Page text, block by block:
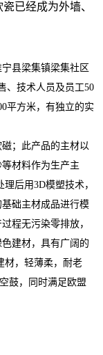
已经成为外墙、
县梁集镇梁集社区
、技术人员及员工50
平方米，有独立的实
；此产品的主材以
材料作为生产主
后用3D模塑技术，
础主材成品进行模
程无污染零排放，
建材，具有广阔的
材，轻薄柔，耐老
鼓，同时满足欧盟